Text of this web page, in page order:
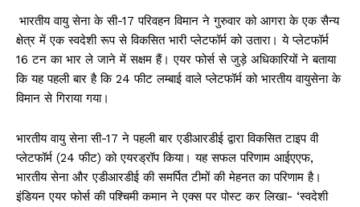
भारतीय वायु सेना के सी-17 परिवहन विमान ने गुरुवार को आगरा के एक सैन्य
क्षेत्र में एक स्वदेशी रूप से विकसित भारी प्लेटफॉर्म को उतारा। ये प्लेटफॉर्म
16 टन का भार ले जाने में सक्षम हैं। एयर फोर्स से जुड़े अधिकारियों ने बताया
कि यह पहली बार है कि 24 फीट लम्बाई वाले प्लेटफॉर्म को भारतीय वायुसेना के
विमान से गिराया गया।
भारतीय वायु सेना सी-17 ने पहली बार एडीआरडीई द्वारा विकसित टाइप वी
प्लेटफॉर्म (24 फीट) को एयरड्रॉप किया। यह सफल परिणाम आईएएफ,
भारतीय सेना और एडीआरडीई की समर्पित टीमों की मेहनत का परिणाम है।
इंडियन एयर फोर्स की पश्चिमी कमान ने एक्स पर पोस्ट कर लिखा- ‘स्वदेशी